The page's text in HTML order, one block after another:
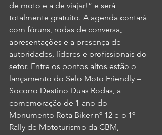
de moto e a de viajar!” e será
totalmente gratuito. A agenda contará
com fóruns, rodas de conversa,
apresentações e a presença de
autoridades, líderes e profissionais do
setor. Entre os pontos altos estão o
lançamento do Selo Moto Friendly –
Socorro Destino Duas Rodas, a
comemoração de 1 ano do
Monumento Rota Biker nº 12 e o 1º
Rally de Mototurismo da CBM,